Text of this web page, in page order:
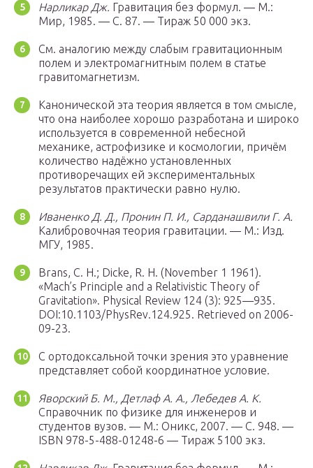
Нарликар Дж. Гравитация без формул. — М.:
Мир, 1985. — С. 87. — Тираж 50 000 экз.
См. аналогию между слабым гравитационным
полем и электромагнитным полем в статье
гравитомагнетизм.
Канонической эта теория является в том смысле,
что она наиболее хорошо разработана и широко
используется в современной небесной
механике, астрофизике и космологии, причём
количество надёжно установленных
противоречащих ей экспериментальных
результатов практически равно нулю.
Иваненко Д. Д., Пронин П. И., Сарданашвили Г. А.
Калибровочная теория гравитации. — М.: Изд.
МГУ, 1985.
Brans, C. H.; Dicke, R. H. (November 1 1961).
«Mach’s Principle and a Relativistic Theory of
Gravitation». Physical Review 124 (3): 925—935.
DOI:10.1103/PhysRev.124.925. Retrieved on 2006-
09-23.
С ортодоксальной точки зрения это уравнение
представляет собой координатное условие.
Яворский Б. М., Детлаф А. А., Лебедев А. К.
Справочник по физике для инженеров и
студентов вузов. — М.: Оникс, 2007. — С. 948. —
ISBN 978-5-488-01248-6 — Тираж 5100 экз.